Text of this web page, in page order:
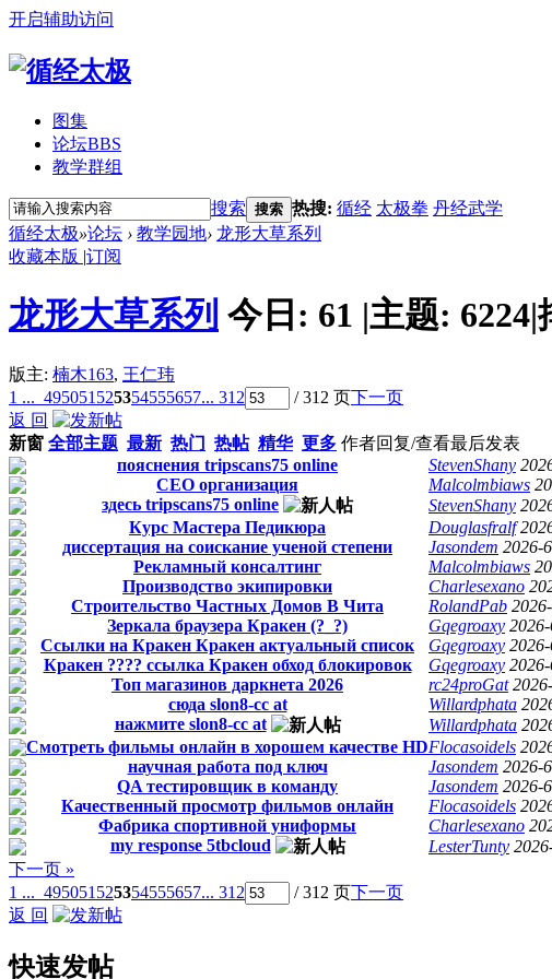
开启辅助访问
图集
论坛BBS
教学群组
搜索 搜索 热搜: 循经 太极拳 丹经武学
循经太极»论坛 › 教学园地› 龙形大草系列
收藏本版 |订阅
龙形大草系列 今日: 61 |主题: 6224|
版主: 楠木163, 王仁玮
1 ... 495051 525354555657... 312 / 312 页下一页
返 回
新窗 全部主题 最新 热门 热帖 精华 更多 作者回复/查看最后发表
пояснения tripscans75 online
StevenShany
СЕО организация
Malcolmbiaws
здесь tripscans75 online
StevenShany
Курс Мастера Педикюра
Douglasfralf
диссертация на соискание ученой степени
Jasondem 2026-
Рекламный консалтинг
Malcolmbiaws
Производство экипировки
Charlesexano
Строительство Частных Домов В Чита
RolandPab
Зеркала браузера Кракен (?_?)
Gqegroaxy
Ссылки на Кракен Кракен актуальный список
Gqegroaxy
Кракен ???? ссылка Кракен обход блокировок
Gqegroaxy
Топ магазинов даркнета 2026
rc24proGat
сюда slon8-cc at
Willardphata
нажмите slon8-cc at
Willardphata
Смотреть фильмы онлайн в хорошем качестве HDFlocasoidels
научная работа под ключ
Jasondem 2026-
QA тестировщик в команду
Jasondem 2026-
Качественный просмотр фильмов онлайн
Flocasoidels
Фабрика спортивной униформы
Charlesexano
my response 5tbcloud
LesterTunty
下一页 »
1 ... 495051 525354555657... 312 / 312 页下一页
返 回
快速发帖